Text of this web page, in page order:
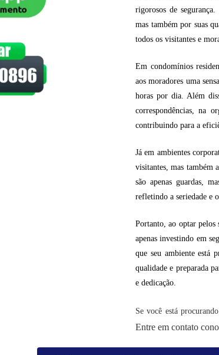
rigorosos de
mas também por suas
todos os visitantes e
Em condomínios
aos moradores uma
horas por dia. Além
correspondências, na
contribuindo para a
Já em ambientes
visitantes, mas também
são apenas guardas,
refletindo a seriedade e
Portanto, ao optar pelos
apenas investindo em
que seu ambiente está
qualidade e preparada
e dedicação.
Se você está
Entre em contato